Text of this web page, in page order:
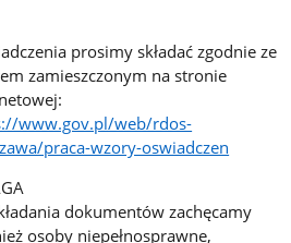
prosimy składać zgodnie ze
zamieszczonym na stronie
www.gov.pl/web/rdos-
praca-wzory-oswiadczen
dokumentów zachęcamy
osoby niepełnosprawne,